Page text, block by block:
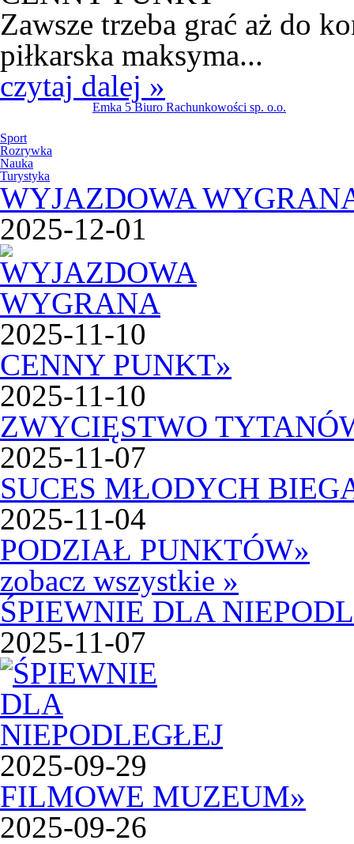
Zawsze trzeba grać aż do
piłkarska maksyma...
czytaj dalej »
Emka 5 Biuro Rachunkowości sp. o.o.
Sport
Rozrywka
Nauka
Turystyka
WYJAZDOWA
2025-12-01
2025-11-10
CENNY PUNKT»
2025-11-10
ZWYCIĘSTWO
2025-11-07
SUCES MŁODYCH
2025-11-04
PODZIAŁ PUNKTÓW»
zobacz wszystkie »
ŚPIEWNIE DLA
2025-11-07
2025-09-29
FILMOWE MUZEUM»
2025-09-26